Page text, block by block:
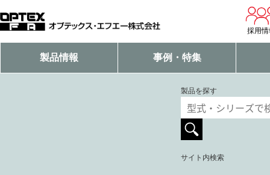
採用
製品情報 事例・特集
製品を探す
サイト内検索